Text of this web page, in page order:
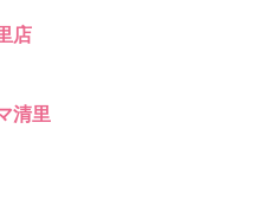
店
清里